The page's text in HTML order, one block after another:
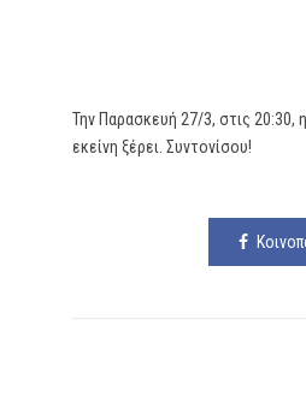
Την Παρασκευή 27/3, στις 20:30,
εκείνη ξέρει. Συντονίσου!